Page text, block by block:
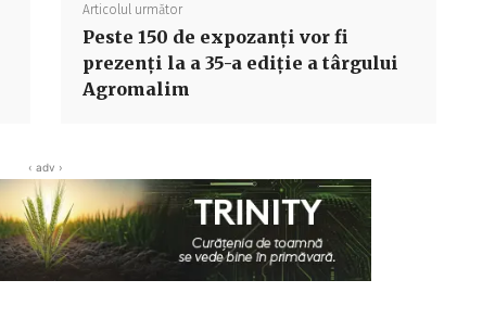
Articolul următor
Peste 150 de expozanți vor fi
prezenți la a 35-a ediție a târgului
Agromalim
‹ adv ›